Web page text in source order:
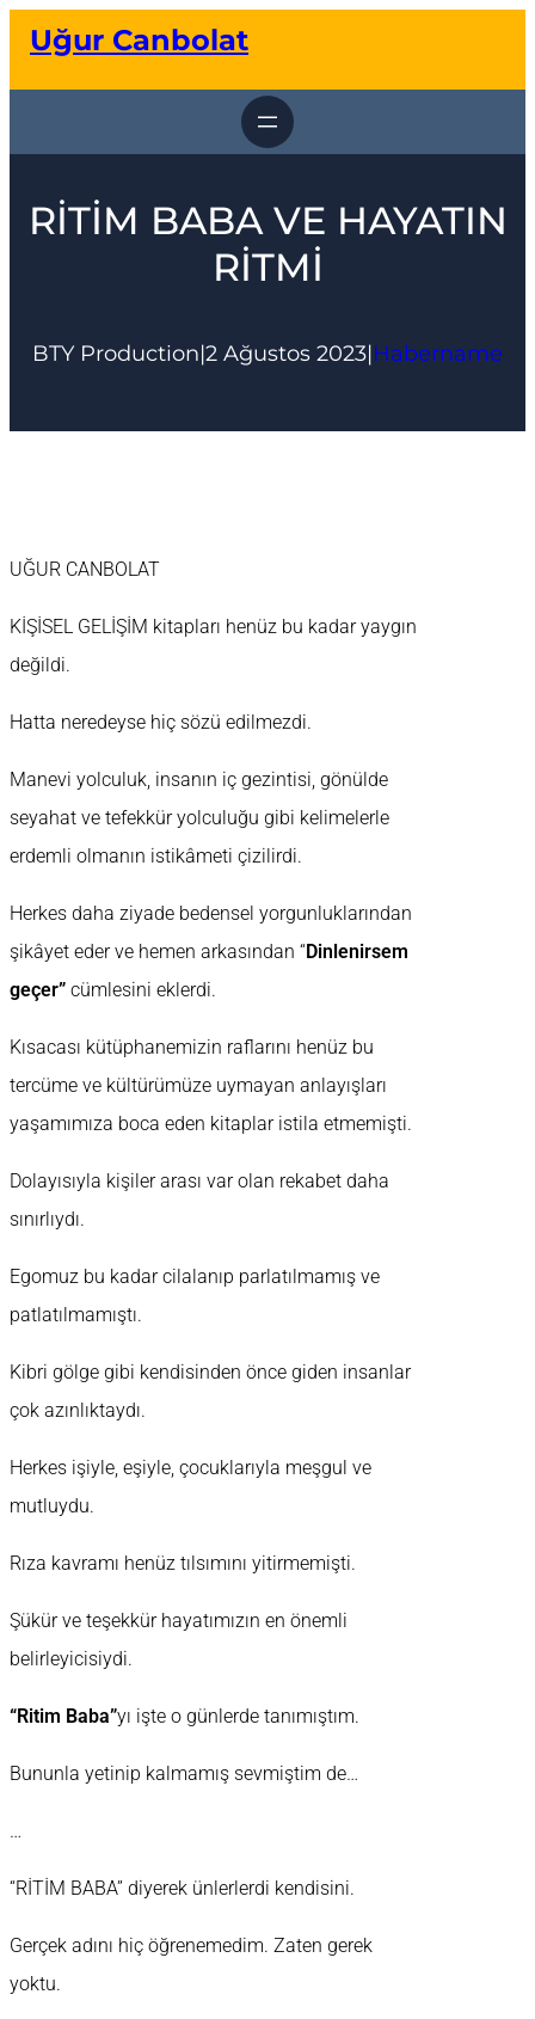
geçUğur Canbolat
RİTİM BABA VE HAYATIN
RİTMİ
BTY Production|2 Ağustos 2023|Habername
UĞUR CANBOLAT
KİŞİSEL GELİŞİM kitapları henüz bu kadar yaygın
değildi.
Hatta neredeyse hiç sözü edilmezdi.
Manevi yolculuk, insanın iç gezintisi, gönülde
seyahat ve tefekkür yolculuğu gibi kelimelerle
erdemli olmanın istikâmeti çizilirdi.
Herkes daha ziyade bedensel yorgunluklarından
şikâyet eder ve hemen arkasından “Dinlenirsem
geçer” cümlesini eklerdi.
Kısacası kütüphanemizin raflarını henüz bu
tercüme ve kültürümüze uymayan anlayışları
yaşamımıza boca eden kitaplar istila etmemişti.
Dolayısıyla kişiler arası var olan rekabet daha
sınırlıydı.
Egomuz bu kadar cilalanıp parlatılmamış ve
patlatılmamıştı.
Kibri gölge gibi kendisinden önce giden insanlar
çok azınlıktaydı.
Herkes işiyle, eşiyle, çocuklarıyla meşgul ve
mutluydu.
Rıza kavramı henüz tılsımını yitirmemişti.
Şükür ve teşekkür hayatımızın en önemli
belirleyicisiydi.
“Ritim Baba”yı işte o günlerde tanımıştım.
Bununla yetinip kalmamış sevmiştim de…
…
“RİTİM BABA” diyerek ünlerlerdi kendisini.
Gerçek adını hiç öğrenemedim. Zaten gerek
yoktu.